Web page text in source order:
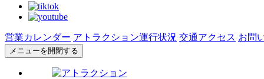
営業カレンダー アトラクション運行状況 交通アクセス お問
メニューを開閉する